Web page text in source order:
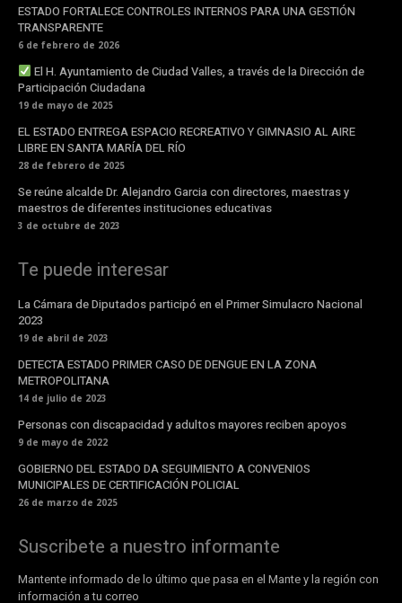
ESTADO FORTALECE CONTROLES INTERNOS PARA UNA GESTIÓN
TRANSPARENTE
6 de febrero de 2026
El H. Ayuntamiento de Ciudad Valles, a través de la Dirección de
Participación Ciudadana
19 de mayo de 2025
EL ESTADO ENTREGA ESPACIO RECREATIVO Y GIMNASIO AL AIRE
LIBRE EN SANTA MARÍA DEL RÍO
28 de febrero de 2025
Se reúne alcalde Dr. Alejandro Garcia con directores, maestras y
maestros de diferentes instituciones educativas
3 de octubre de 2023
Te puede interesar
La Cámara de Diputados participó en el Primer Simulacro Nacional
2023
19 de abril de 2023
DETECTA ESTADO PRIMER CASO DE DENGUE EN LA ZONA
METROPOLITANA
14 de julio de 2023
Personas con discapacidad y adultos mayores reciben apoyos
9 de mayo de 2022
GOBIERNO DEL ESTADO DA SEGUIMIENTO A CONVENIOS
MUNICIPALES DE CERTIFICACIÓN POLICIAL
26 de marzo de 2025
Suscribete a nuestro informante
Mantente informado de lo último que pasa en el Mante y la región con
información a tu correo